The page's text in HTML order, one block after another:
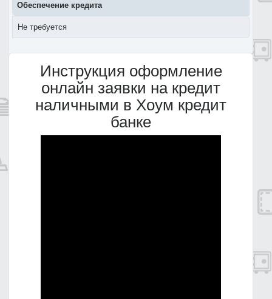
Обеспечение кредита
Не требуется
Инструкция оформление
онлайн заявки на кредит
наличными в Хоум кредит
банке